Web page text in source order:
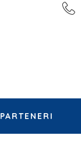
PARTENERI